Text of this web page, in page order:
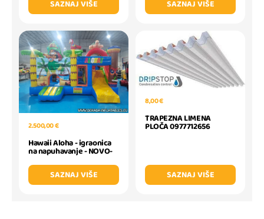
SAZNAJ VIŠE
SAZNAJ VIŠE
2.500,00 €
Hawaii Aloha - igraonica
na napuhavanje - NOVO-
SAZNAJ VIŠE
8,00 €
TRAPEZNA LIMENA
PLOČA 0977712656
SAZNAJ VIŠE